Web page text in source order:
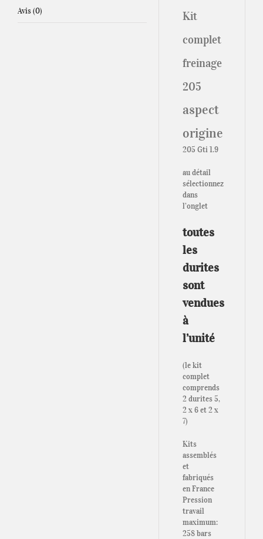
Avis (0)
Kit
complet
freinage
205
aspect
origine
205 Gti 1.9
au détail
sélectionnez
dans
l’onglet
toutes
les
durites
sont
vendues
à
l’unité
(le kit
complet
comprends
2 durites 5,
2 x 6 et 2 x
7)
Kits
assemblés
et
fabriqués
en France
Pression
travail
maximum:
258 bars